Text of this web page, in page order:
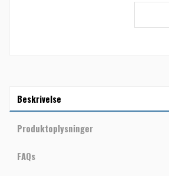
Beskrivelse
Produktoplysninger
FAQs